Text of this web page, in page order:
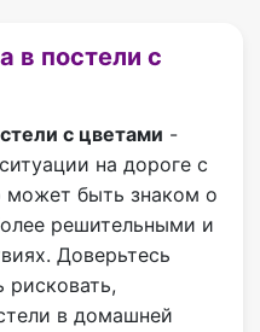
в постели с
с цветами -
на дороге с
может быть знаком о
решительными и
Доверьтесь
рисковать,
в домашней